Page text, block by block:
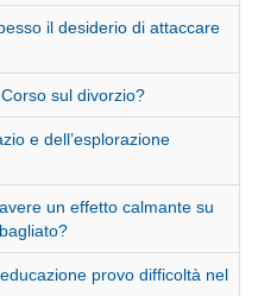
il desiderio di attaccare
sul divorzio?
e dell’esplorazione
un effetto calmante su
provo difficoltà nel